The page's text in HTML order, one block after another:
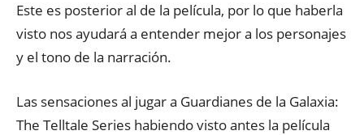
Este es posterior al de la película, por lo que haberla
visto nos ayudará a entender mejor a los personajes
y el tono de la narración.
Las sensaciones al jugar a Guardianes de la Galaxia:
The Telltale Series habiendo visto antes la película